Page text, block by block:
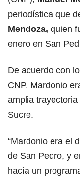
periodística que
Mendoza, quien
enero en San
De acuerdo con
CNP, Mardonio
amplia
Sucre.
“Mardonio era el
de San Pedro, y
hacía un